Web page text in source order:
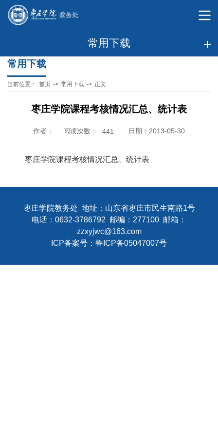
常用下载
常用下载
当前位置： 首页 -> 常用下载 -> 正文
枣庄学院课程考核情况汇总、统计表
作者： 阅读次数： 441 日期：2013-05-30
枣庄学院课程考核情况汇总、统计表
枣庄学院教务处 地址：山东省枣庄市民生南路1号
电话：0632-3786792 邮编：277100 邮箱：
zzxyjwc@163.com
ICP备案号： 鲁ICP备05047007号